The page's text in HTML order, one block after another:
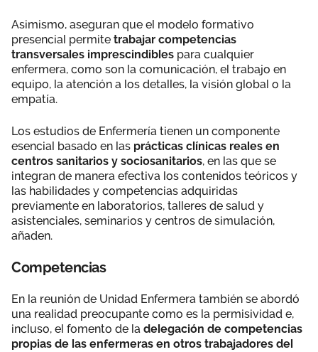
Asimismo, aseguran que el modelo formativo
presencial permite trabajar competencias
transversales imprescindibles para cualquier
enfermera, como son la comunicación, el trabajo en
equipo, la atención a los detalles, la visión global o la
empatía.
Los estudios de Enfermería tienen un componente
esencial basado en las prácticas clínicas reales en
centros sanitarios y sociosanitarios, en las que se
integran de manera efectiva los contenidos teóricos y
las habilidades y competencias adquiridas
previamente en laboratorios, talleres de salud y
asistenciales, seminarios y centros de simulación,
añaden.
Competencias
En la reunión de Unidad Enfermera también se abordó
una realidad preocupante como es la permisividad e,
incluso, el fomento de la delegación de competencias
propias de las enfermeras en otros trabajadores del